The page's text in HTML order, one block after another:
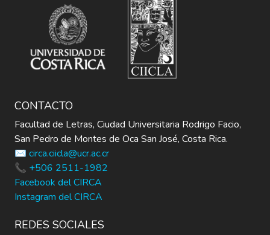
torneo relámpago de mini-fútbol colegial.
CONTACTO
Facultad de Letras, Ciudad Universitaria Rodrigo Facio,
San Pedro de Montes de Oca San José, Costa Rica.
✉️ circa.ciicla@ucr.ac.cr
📞 +506 2511-1982
Facebook del CIRCA
Instagram del CIRCA
REDES SOCIALES